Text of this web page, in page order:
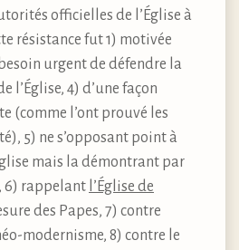
officielles de l’Église à
résistance fut 1) motivée
urgent de défendre la
l’Église, 4) d’une façon
(comme l’ont prouvé les
5) ne s’opposant point à
mais la démontrant par
6) rappelant l’Église de
des Papes, 7) contre
modernisme, 8) contre le